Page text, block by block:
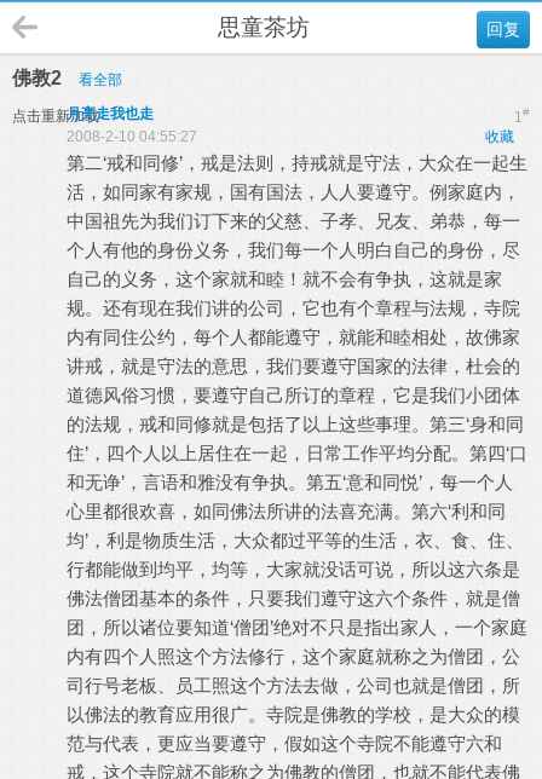
回复
思童茶坊
佛教2 看全部
点击重新加载 1#
月亮走我也走
收藏
2008-2-10 04:55:27
第二‘戒和同修’，戒是法则，持戒就是守法，大众在一起生
活，如同家有家规，国有国法，人人要遵守。例家庭内，
中国祖先为我们订下来的父慈、子孝、兄友、弟恭，每一
个人有他的身份义务，我们每一个人明白自己的身份，尽
自己的义务，这个家就和睦！就不会有争执，这就是家
规。还有现在我们讲的公司，它也有个章程与法规，寺院
内有同住公约，每个人都能遵守，就能和睦相处，故佛家
讲戒，就是守法的意思，我们要遵守国家的法律，杜会的
道德风俗习惯，要遵守自己所订的章程，它是我们小团体
的法规，戒和同修就是包括了以上这些事理。第三‘身和同
住’，四个人以上居住在一起，日常工作平均分配。第四‘口
和无诤’，言语和雅没有争执。第五‘意和同悦’，每一个人
心里都很欢喜，如同佛法所讲的法喜充满。第六‘利和同
均’，利是物质生活，大众都过平等的生活，衣、食、住、
行都能做到均平，均等，大家就没话可说，所以这六条是
佛法僧团基本的条件，只要我们遵守这六个条件，就是僧
团，所以诸位要知道‘僧团’绝对不只是指出家人，一个家庭
内有四个人照这个方法修行，这个家庭就称之为僧团，公
司行号老板、员工照这个方法去做，公司也就是僧团，所
以佛法的教育应用很广。寺院是佛教的学校，是大众的模
范与代表，更应当要遵守，假如这个寺院不能遵守六和
戒，这个寺院就不能称之为佛教的僧团，也就不能代表佛